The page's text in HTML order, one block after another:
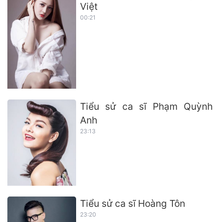
Việt
00:21
Tiểu sử ca sĩ Phạm Quỳnh
Anh
23:13
Tiểu sử ca sĩ Hoàng Tôn
23:20